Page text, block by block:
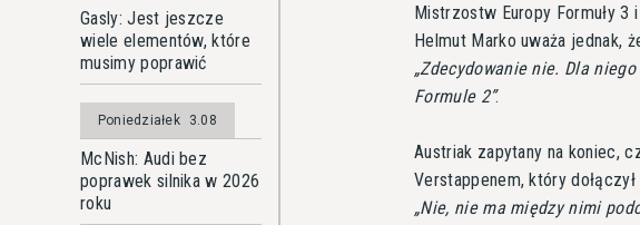
Gasly: Jest jeszcze
wiele elementów, które
musimy poprawić
Poniedziałek 3.08
McNish: Audi bez
poprawek silnika w 2026
roku
Mistrzostw Europy Formuły 3
Helmut Marko uważa jednak,
Zdecydowanie nie. Dla
Formule 2 .
Austriak zapytany na koniec,
Verstappenem, który
Nie, nie ma między nimi